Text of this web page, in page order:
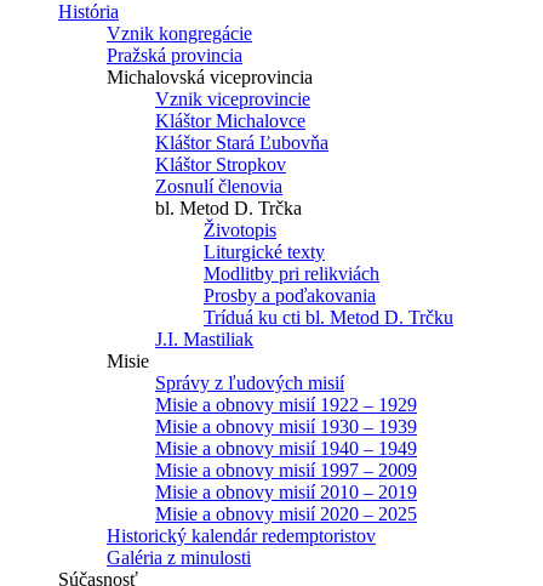
História
Vznik kongregácie
Pražská provincia
Michalovská viceprovincia
Vznik viceprovincie
Kláštor Michalovce
Kláštor Stará Ľubovňa
Kláštor Stropkov
Zosnulí členovia
bl. Metod D. Trčka
Životopis
Liturgické texty
Modlitby pri relikviách
Prosby a poďakovania
Tríduá ku cti bl. Metod D. Trčku
J.I. Mastiliak
Misie
Správy z ľudových misií
Misie a obnovy misií 1922 – 1929
Misie a obnovy misií 1930 – 1939
Misie a obnovy misií 1940 – 1949
Misie a obnovy misií 1997 – 2009
Misie a obnovy misií 2010 – 2019
Misie a obnovy misií 2020 – 2025
Historický kalendár redemptoristov
Galéria z minulosti
Súčasnosť